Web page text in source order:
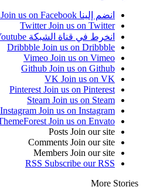
انضم إلينا Facebook Join us on Facebook
Twitter Join us on Twitter
انخرط في قناة الشبكة
Dribbble Join us on Dribbble
Vimeo Join us on Vimeo
Github Join us on Github
VK Join us on VK
Pinterest Join us on Pinterest
Steam Join us on Steam
Instagram Join us on Instagram
Join us on Envato
Posts Join our site
Comments Join our site
Members Join our site
RSS Subscribe our RSS
More Stories